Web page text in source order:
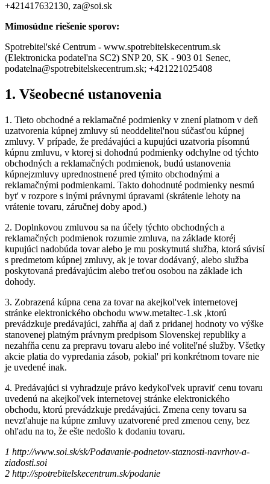
+421417632130, za@soi.sk
Mimosúdne riešenie sporov:
Spotrebitel'ské Centrum - www.spotrebitelskecentrum.sk
(Elektronicka podatel'na SC2) SNP 20, SK - 903 01 Senec,
podatelna@spotrebitelskecentrum.sk; +421221025408
1. Všeobecné ustanovenia
1. Tieto obchodné a reklamačné podmienky v znení platnom v deň
uzatvorenia kúpnej zmluvy sú neoddelitel'nou súčast'ou kúpnej
zmluvy. V prípade, že predávajúci a kupujúci uzatvoria písomnú
kúpnu zmluvu, v ktorej si dohodnú podmienky odchylne od týchto
obchodných a reklamačných podmienok, budú ustanovenia
kúpnejzmluvy uprednostnené pred týmito obchodnými a
reklamačnými podmienkami. Takto dohodnuté podmienky nesmú
byt' v rozpore s inými právnymi úpravami (skrátenie lehoty na
vrátenie tovaru, záručnej doby apod.)
2. Doplnkovou zmluvou sa na účely týchto obchodných a
reklamačných podmienok rozumie zmluva, na základe ktoréj
kupujúci nadobúda tovar alebo je mu poskytnutá služba, ktorá súvisí
s predmetom kúpnej zmluvy, ak je tovar dodávaný, alebo služba
poskytovaná predávajúcim alebo tret'ou osobou na základe ich
dohody.
3. Zobrazená kúpna cena za tovar na akejkol'vek internetovej
stránke elektronického obchodu www.metaltec-1.sk ,ktorú
prevádzkuje predávajúci, zahŕňa aj daň z pridanej hodnoty vo výške
stanovenej platným právnym predpisom Slovenskej republiky a
nezahŕňa cenu za prepravu tovaru alebo iné volitel'né služby. Všetky
akcie platia do vypredania zásob, pokial' pri konkrétnom tovare nie
je uvedené inak.
4. Predávajúci si vyhradzuje právo kedykol'vek upravit' cenu tovaru
uvedenú na akejkol'vek internetovej stránke elektronického
obchodu, ktorú prevádzkuje predávajúci. Zmena ceny tovaru sa
nevzt'ahuje na kúpne zmluvy uzatvorené pred zmenou ceny, bez
ohl'adu na to, že ešte nedošlo k dodaniu tovaru.
1 http://www.soi.sk/sk/Podavanie-podnetov-staznosti-navrhov-a-
ziadosti.soi
2 http://spotrebitelskecentrum.sk/podanie